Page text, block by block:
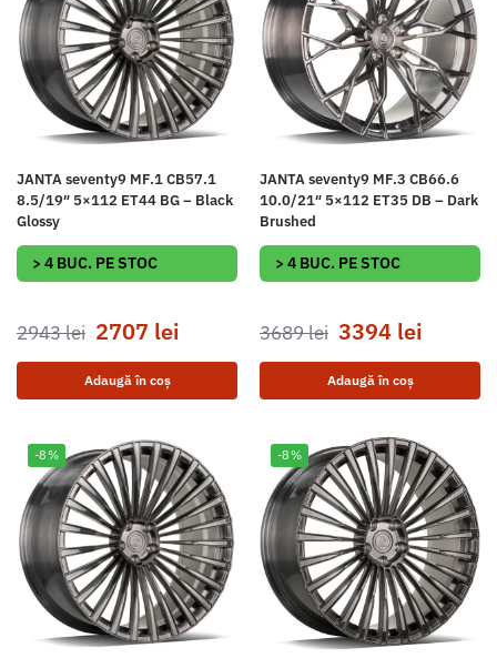
JANTA seventy9 MF.1 CB57.1
8.5/19″ 5×112 ET44 BG – Black
Glossy
> 4 BUC. PE STOC
2943lei 2707 lei
Adaugă în coș
JANTA seventy9 MF.3 CB66.6
10.0/21″ 5×112 ET35 DB – Dark
Brushed
> 4 BUC. PE STOC
3689lei 3394 lei
Adaugă în coș
-8% -8%